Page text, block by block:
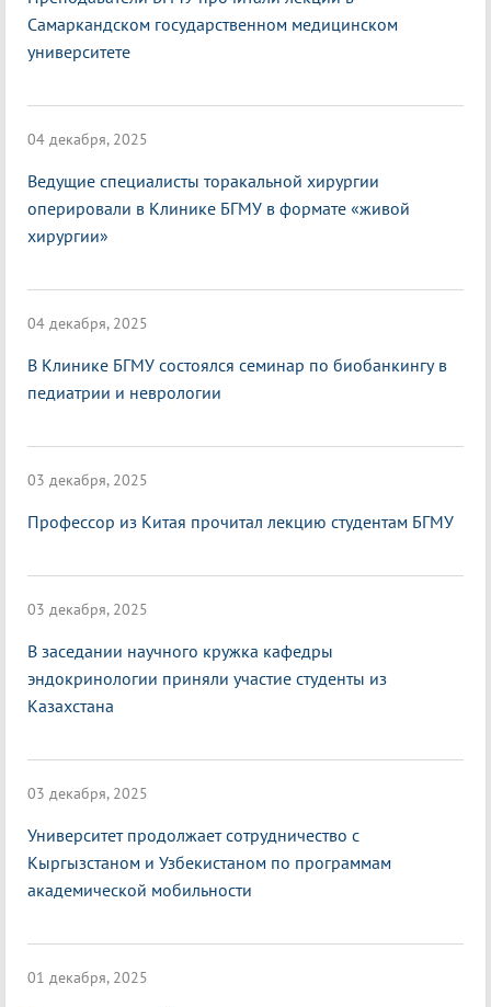
Самаркандском государственном медицинском
университете
04 декабря, 2025
Ведущие специалисты торакальной хирургии
оперировали в Клинике БГМУ в формате «живой
хирургии»
04 декабря, 2025
В Клинике БГМУ состоялся семинар по биобанкингу в
педиатрии и неврологии
03 декабря, 2025
Профессор из Китая прочитал лекцию студентам БГМУ
03 декабря, 2025
В заседании научного кружка кафедры
эндокринологии приняли участие студенты из
Казахстана
03 декабря, 2025
Университет продолжает сотрудничество с
Кыргызстаном и Узбекистаном по программам
академической мобильности
01 декабря, 2025